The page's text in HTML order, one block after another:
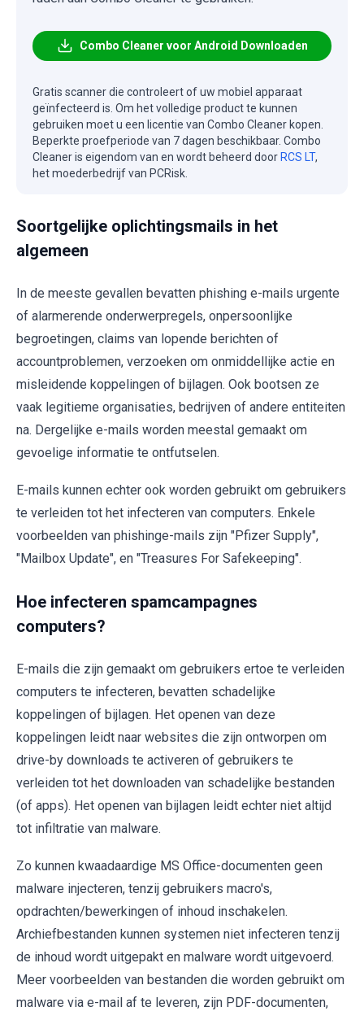
Combo Cleaner voor Android Downloaden
Gratis scanner die controleert of uw mobiel apparaat
geïnfecteerd is. Om het volledige product te kunnen
gebruiken moet u een licentie van Combo Cleaner kopen.
Beperkte proefperiode van 7 dagen beschikbaar. Combo
Cleaner is eigendom van en wordt beheerd door RCS LT,
het moederbedrijf van PCRisk.
Soortgelijke oplichtingsmails in het
algemeen
In de meeste gevallen bevatten phishing e-mails urgente
of alarmerende onderwerpregels, onpersoonlijke
begroetingen, claims van lopende berichten of
accountproblemen, verzoeken om onmiddellijke actie en
misleidende koppelingen of bijlagen. Ook bootsen ze
vaak legitieme organisaties, bedrijven of andere entiteiten
na. Dergelijke e-mails worden meestal gemaakt om
gevoelige informatie te ontfutselen.
E-mails kunnen echter ook worden gebruikt om gebruikers
te verleiden tot het infecteren van computers. Enkele
voorbeelden van phishinge-mails zijn "Pfizer Supply",
"Mailbox Update", en "Treasures For Safekeeping".
Hoe infecteren spamcampagnes
computers?
E-mails die zijn gemaakt om gebruikers ertoe te verleiden
computers te infecteren, bevatten schadelijke
koppelingen of bijlagen. Het openen van deze
koppelingen leidt naar websites die zijn ontworpen om
drive-by downloads te activeren of gebruikers te
verleiden tot het downloaden van schadelijke bestanden
(of apps). Het openen van bijlagen leidt echter niet altijd
tot infiltratie van malware.
Zo kunnen kwaadaardige MS Office-documenten geen
malware injecteren, tenzij gebruikers macro's,
opdrachten/bewerkingen of inhoud inschakelen.
Archiefbestanden kunnen systemen niet infecteren tenzij
de inhoud wordt uitgepakt en malware wordt uitgevoerd.
Meer voorbeelden van bestanden die worden gebruikt om
malware via e-mail af te leveren, zijn PDF-documenten,